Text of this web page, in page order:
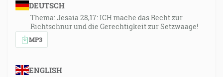
DEUTSCH
Thema: Jesaia 28,17: ICH mache das Recht zur
Richtschnur und die Gerechtigkeit zur Setzwaage!
MP3
ENGLISH